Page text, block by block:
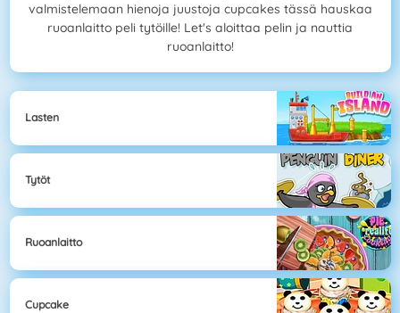
valmistelemaan hienoja juustoja cupcakes tässä hauskaa
ruoanlaitto peli tytöille! Let's aloittaa pelin ja nauttia
ruoanlaitto!
Lasten
Tytöt
Ruoanlaitto
Cupcake